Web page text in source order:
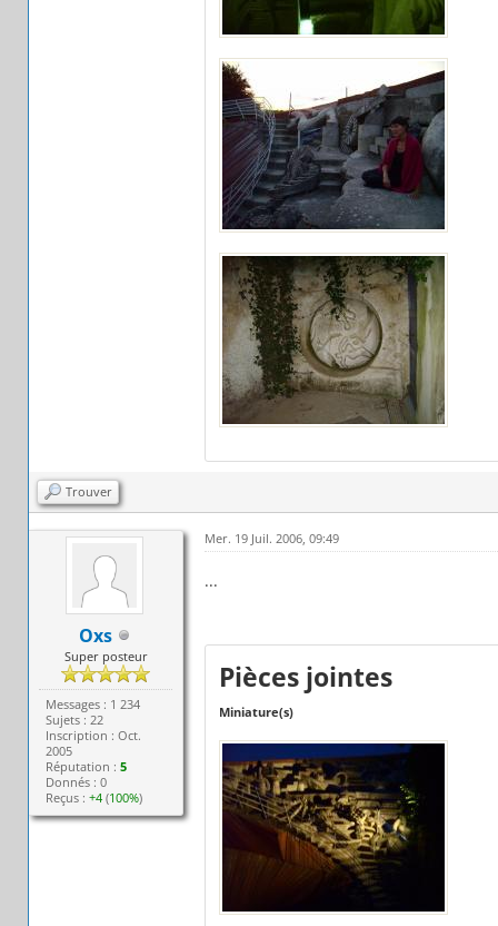
Trouver
Oxs
Super posteur
Messages : 1 234
Sujets : 22
Inscription : Oct.
2005
Réputation :5
Donnés : 0
Reçus :+4 (100%)
Mer. 19 Juil. 2006, 09:49
...
Pièces jointes
Miniature(s)